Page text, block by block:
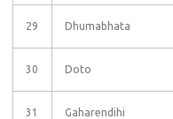
29 Dhumabhata
30 Doto
31 Gaharendihi